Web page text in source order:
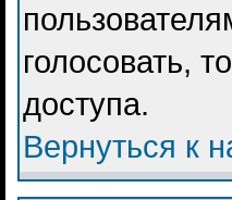
голосовать,
доступа.
Вернуться к